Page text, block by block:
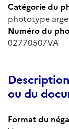
Catégorie du
phototype
Numéro du
02770507VA
ou du
Format du